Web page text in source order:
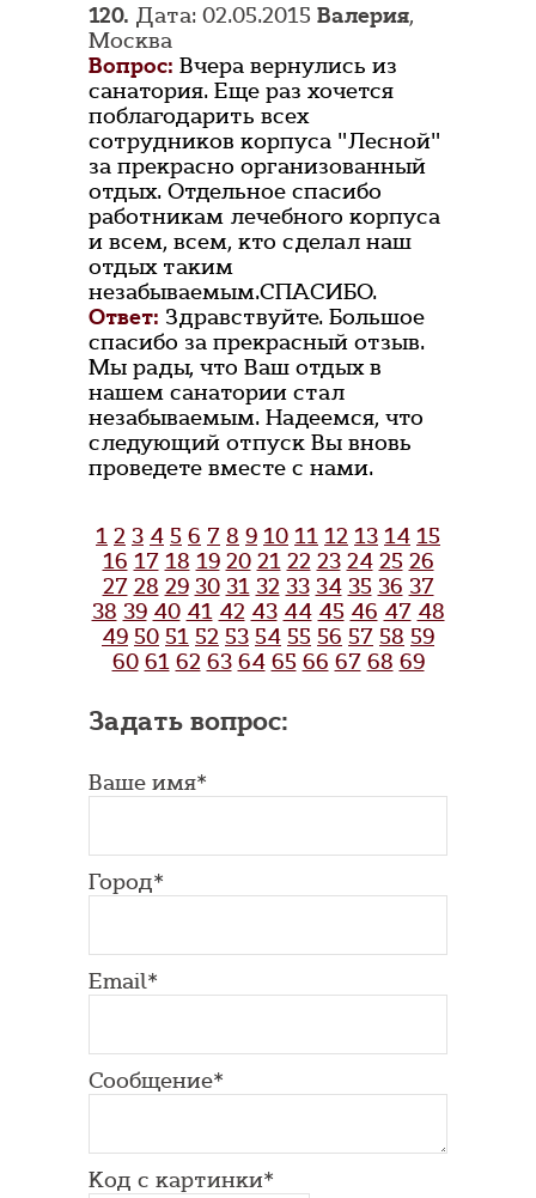
120. Дата: 02.05.2015 Валерия,
Москва
Вопрос: Вчера вернулись из
санатория. Еще раз хочется
поблагодарить всех
сотрудников корпуса "Лесной"
за прекрасно организованный
отдых. Отдельное спасибо
работникам лечебного корпуса
и всем, всем, кто сделал наш
отдых таким
незабываемым.СПАСИБО.
Ответ: Здравствуйте. Большое
спасибо за прекрасный отзыв.
Мы рады, что Ваш отдых в
нашем санатории стал
незабываемым. Надеемся, что
следующий отпуск Вы вновь
проведете вместе с нами.
1 2 3 4 5 6 7 8 9 10 11 12 13 14 15
16 17 18 19 20 21 22 23 24 25 26
27 28 29 30 31 32 33 34 35 36 37
38 39 40 41 42 43 44 45 46 47 48
49 50 51 52 53 54 55 56 57 58 59
60 61 62 63 64 65 66 67 68 69
Задать вопрос:
Ваше имя*
Город*
Email*
Сообщение*
Код с картинки*